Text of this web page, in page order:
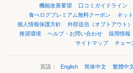
機能改善要望
口コミガイドライン
食べログプレミアム無料クーポン
ネッ
個人情報保護方針
外部送信（オプトアウト）
推奨環境
ヘルプ・お問い合わせ 採用情報
サイトマップ
チェー
言語： English 简体中文 繁體中